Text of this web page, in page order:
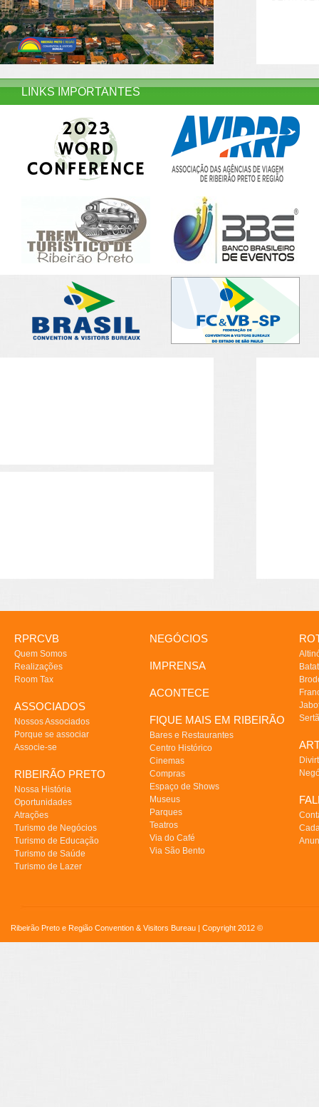
LINKS IMPORTANTES
RPRCVB
Quem Somos
Realizações
Room Tax
ASSOCIADOS
Nossos Associados
Porque se associar
Associe-se
RIBEIRÃO PRETO
Nossa História
Oportunidades
Atrações
Turismo de Negócios
Turismo de Educação
Turismo de Saúde
Turismo de Lazer
NEGÓCIOS
IMPRENSA
ACONTECE
FIQUE MAIS EM RIBEIRÃO
Bares e Restaurantes
Centro Histórico
Cinemas
Compras
Espaço de Shows
Museus
Parques
Teatros
Via do Café
Via São Bento
Ribeirão Preto e Região Convention & Visitors Bureau | Copyright 2012 ©